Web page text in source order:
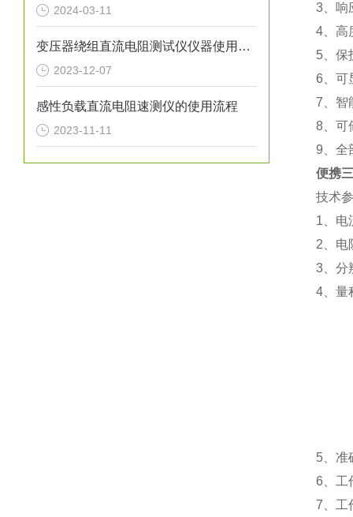
2024-03-11
变压器绕组直流电阻测试仪仪器使用要求
2023-12-07
感性负载直流电阻速测仪的使用流程
2023-11-11
3、响
4、高
5、保
6、可
7、智
8、可
9、全
便携
技术
1、电
2、电
3、分
4、
5、
6、工
7、工